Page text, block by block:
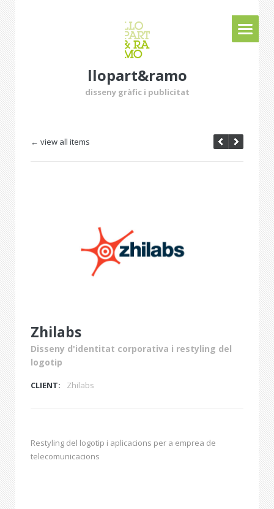
llopart&ramo
disseny gràfic i publicitat
← view all items
Zhilabs
Disseny d'identitat corporativa i restyling del
logotip
CLIENT: Zhilabs
Restyling del logotip i aplicacions per a emprea de
telecomunicacions